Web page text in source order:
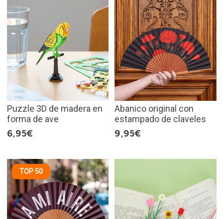
Puzzle 3D de madera en
forma de ave
6,95€
Abanico original con
estampado de claveles
9,95€
TOP 50